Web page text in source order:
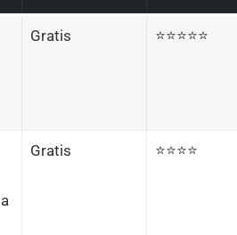
Gratis ⭐⭐⭐⭐⭐
Gratis ⭐⭐⭐⭐